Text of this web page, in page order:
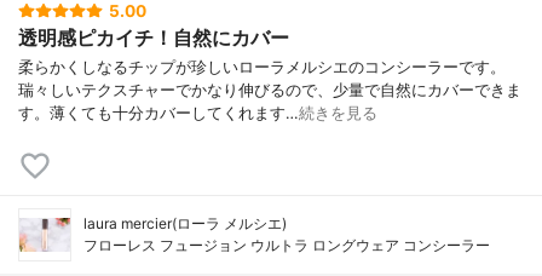
5.00
透明感ピカイチ！自然にカバー
柔らかくしなるチップが珍しいローラメルシエのコンシーラーです。
瑞々しいテクスチャーでかなり伸びるので、少量で自然にカバーできま
す。薄くても十分カバーしてくれます…続きを見る
laura mercier(ローラ メルシエ)
フローレス フュージョン ウルトラ ロングウェア コンシーラー